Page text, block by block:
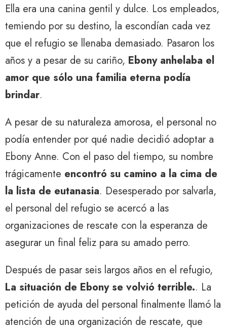
Ella era una canina gentil y dulce. Los empleados,
temiendo por su destino, la escondían cada vez
que el refugio se llenaba demasiado. Pasaron los
años y a pesar de su cariño, Ebony anhelaba el
amor que sólo una familia eterna podía
brindar.
A pesar de su naturaleza amorosa, el personal no
podía entender por qué nadie decidió adoptar a
Ebony Anne. Con el paso del tiempo, su nombre
trágicamente encontró su camino a la cima de
la lista de eutanasia. Desesperado por salvarla,
el personal del refugio se acercó a las
organizaciones de rescate con la esperanza de
asegurar un final feliz para su amado perro.
Después de pasar seis largos años en el refugio,
La situación de Ebony se volvió terrible.. La
petición de ayuda del personal finalmente llamó la
atención de una organización de rescate, que